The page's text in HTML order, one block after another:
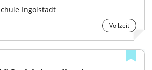
Ingolstadt
Vollzeit